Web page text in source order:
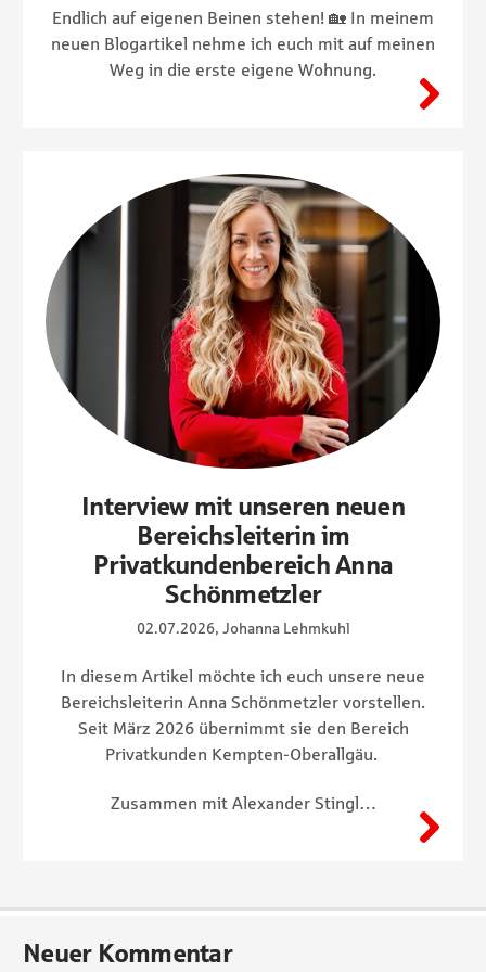
Endlich auf eigenen Beinen stehen! 🏡 In meinem
neuen Blogartikel nehme ich euch mit auf meinen
Weg in die erste eigene Wohnung.
Interview mit unseren neuen
Bereichsleiterin im
Privatkundenbereich Anna
Schönmetzler
02.07.2026, Johanna Lehmkuhl
In diesem Artikel möchte ich euch unsere neue
Bereichsleiterin Anna Schönmetzler vorstellen.
Seit März 2026 übernimmt sie den Bereich
Privatkunden Kempten-Oberallgäu.
Zusammen mit Alexander Stingl…
Neuer Kommentar